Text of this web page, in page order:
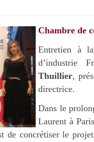
Chambre de
Entretien à
d’industrie
Thuillier,
directrice.
Dans le
Laurent à
de concrétiser le